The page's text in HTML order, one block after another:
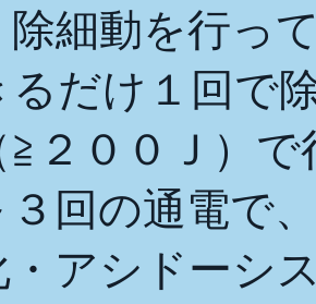
除細動を行っ
るだけ１回で
≧２００Ｊ）で
３回の通電で
・アシドーシ